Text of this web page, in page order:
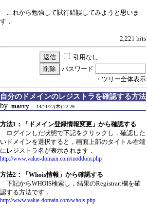
これから勉強して試行錯誤してみようと思いま
す．
2,221 hits
引用なし
パスワード
・ツリー全体表示
自分のドメインのレジストラを確認する方法
by marry 14/11/27(木) 22:29
方法1：「ドメイン登録情報変更」から確認する
ログインした状態で下記をクリックし，確認した
いドメインを選択すると，画面上部のタイトル右端
にレジストラ名が表示されます．
http://www.value-domain.com/moddom.php
方法2：「Whois情報」から確認する
下記からWHOIS検索し，結果のRegistrar:欄を確
認する方法です．
http://www.value-domain.com/whois.php